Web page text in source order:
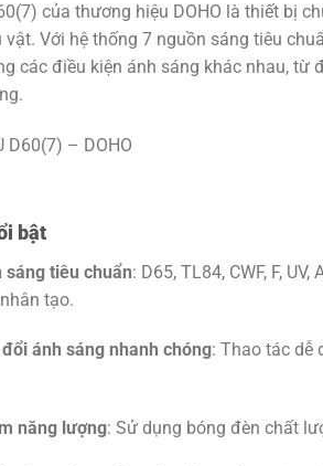
của thương hiệu DOHO là thiết bị
Với hệ thống 7 nguồn sáng tiêu
các điều kiện ánh sáng khác nhau,
bật
sáng tiêu chuẩn: D65, TL84, CWF, F,
tạo.
ánh sáng nhanh chóng: Thao tác dễ
năng lượng: Sử dụng bóng đèn chất